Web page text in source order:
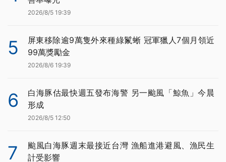
2026/8/5 19:39
5
屏東移除逾9萬隻外來種綠鬣蜥 冠軍獵人7個月領近
99萬獎勵金
2026/8/6 19:39
6
白海豚估最快週五發布海警 另一颱風「鯨魚」今晨
形成
2026/8/5 12:50
7
颱風白海豚週末最接近台灣 漁船進港避風、漁民生
計受影響